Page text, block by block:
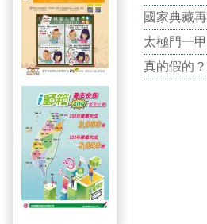
國家典藏
太極門一
真的假的